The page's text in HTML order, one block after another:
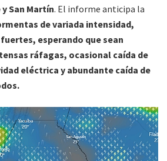
San Martín. El informe anticipa la
de variada intensidad,
esperando que sean
ráfagas, ocasional caída de
eléctrica y abundante caída de